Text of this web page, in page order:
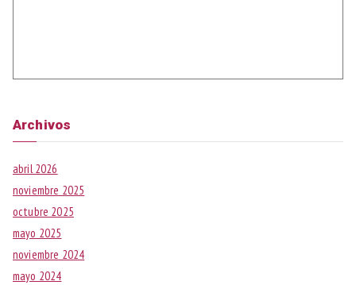
Archivos
abril 2026
noviembre 2025
octubre 2025
mayo 2025
noviembre 2024
mayo 2024